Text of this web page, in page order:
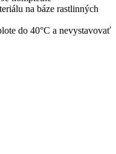
na báze rastlinných
do 40°C a nevystavovať